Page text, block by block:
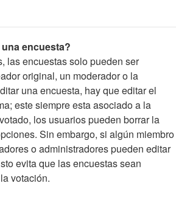
encuesta?
las encuestas solo pueden ser
original, un moderador o la
una encuesta, hay que editar el
este siempre esta asociado a la
los usuarios pueden borrar la
Sin embargo, si algún miembro
o administradores pueden editar
evita que las encuestas sean
votación.